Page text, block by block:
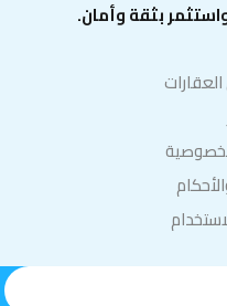
بثقة وأمان.